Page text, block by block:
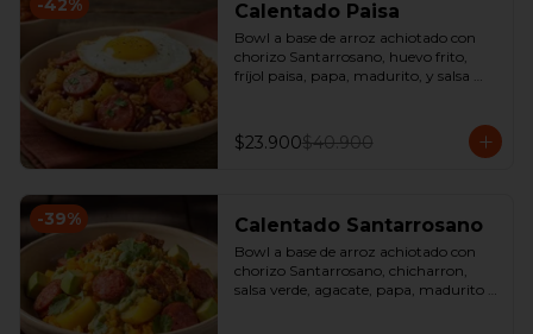
-42% Calentado Paisa
Bowl a base de arroz achiotado con
chorizo Santarrosano, huevo frito,
fríjol paisa, papa, madurito, y salsa
$23.900$40.900
-39% Calentado Santarrosano
Bowl a base de arroz achiotado con
chorizo Santarrosano, chicharron,
salsa verde, agacate, papa, madurito y